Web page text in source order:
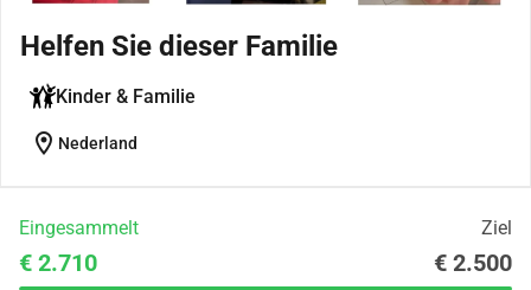
Helfen Sie dieser Familie
Kinder & Familie
location_on Nederland
Eingesammelt Ziel
€ 2.710 € 2.500